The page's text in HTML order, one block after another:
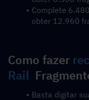
Complete
obter 12.960
Como fazer
Rail
Basta digitar